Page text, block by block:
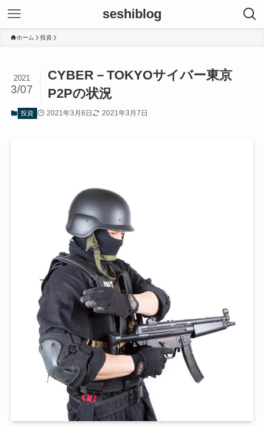
seshiblog
ホーム 投資
CYBER－TOKYOサイバー東京
P2Pの状況
2021
3/07
投資 2021年3月6日 2021年3月7日